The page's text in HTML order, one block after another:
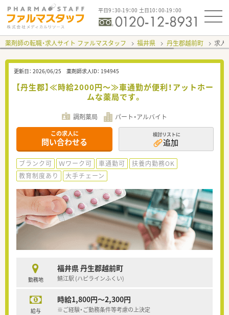
平日9：30-19：00 土日10：00-19：00
薬剤師の転職・求人サイト ファルマスタッフ 福井県 丹生郡越前町 求人
更新日： 2026/06/25 薬剤師求人ID： 194945
【丹生郡】≪時給2000円～≫車通勤が便利！アットホー
ムな薬局です。
調剤薬局 パート・アルバイト
この求人に
問い合わせる
検討リストに
追加
ブランク可 Ｗワーク可 車通勤可
扶養内勤務OK
教育制度あり
大手チェーン
勤務地
福井県 丹生郡越前町
鯖江駅 (ハピラインふくい)
給与
時給1,800円～2,300円
※ご経験・ご勤務条件等考慮の上決定